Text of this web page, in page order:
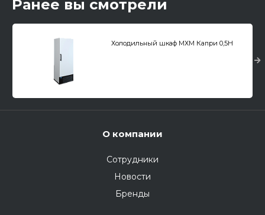
Ранее вы смотрели
Холодильный шкаф МХМ Капри 0,5Н
О компании
Сотрудники
Новости
Бренды